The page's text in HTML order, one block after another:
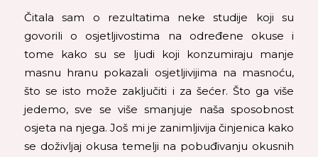
Čitala sam o rezultatima neke studije koji su
govorili o osjetljivostima na određene okuse i
tome kako su se ljudi koji konzumiraju manje
masnu hranu pokazali osjetljivijima na masnoću,
što se isto može zaključiti i za šećer. Što ga više
jedemo, sve se više smanjuje naša sposobnost
osjeta na njega. Još mi je zanimljivija činjenica kako
se doživljaj okusa temelji na pobuđivanju okusnih